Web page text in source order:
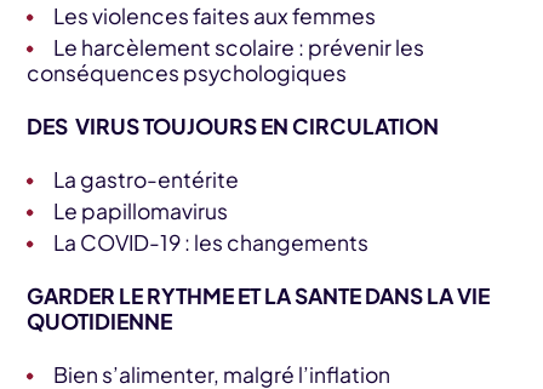
Les violences faites aux femmes
Le harcèlement scolaire : prévenir les
conséquences psychologiques
DES VIRUS TOUJOURS EN CIRCULATION
La gastro-entérite
Le papillomavirus
La COVID-19 : les changements
GARDER LE RYTHME ET LA SANTE DANS LA VIE
QUOTIDIENNE
Bien s’alimenter, malgré l’inflation